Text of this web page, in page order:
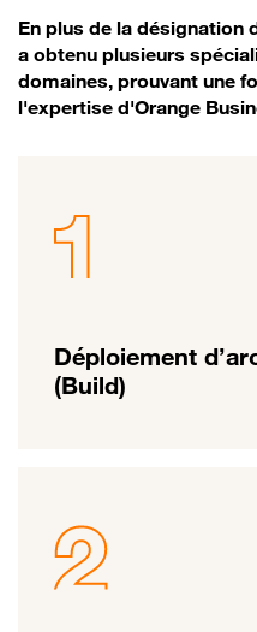
En plus de la désignation
a obtenu plusieurs
domaines, prouvant une
l'expertise d'Orange
Déploiement
(Build)